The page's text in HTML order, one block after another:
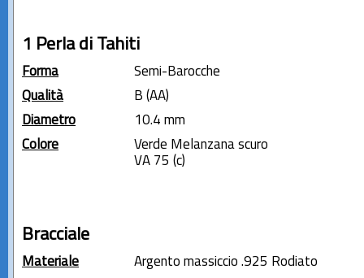
1 Perla di Tahiti
Forma
Semi-Barocche
Qualità
B (AA)
Diametro
10.4 mm
Colore
Verde Melanzana scuro
VA 75 (c)
Bracciale
Materiale
Argento massiccio .925 Rodiato